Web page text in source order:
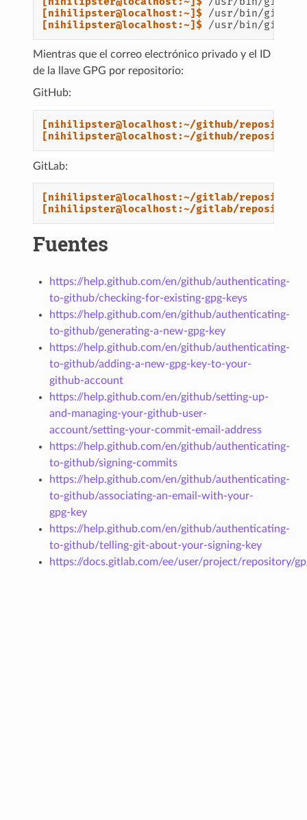
[nihilipster@localhost:~]$ /usr/bin/git
[nihilipster@localhost:~]$ /usr/bin/git
Mientras que el correo electrónico privado y el ID
de la llave GPG por repositorio:
GitHub:
[nihilipster@localhost:~/github/
[nihilipster@localhost:~/github/
GitLab:
[nihilipster@localhost:~/gitlab/
[nihilipster@localhost:~/gitlab/
Fuentes
https://help.github.com/en/github/authenticating-
to-github/checking-for-existing-gpg-keys
https://help.github.com/en/github/authenticating-
to-github/generating-a-new-gpg-key
https://help.github.com/en/github/authenticating-
to-github/adding-a-new-gpg-key-to-your-
github-account
https://help.github.com/en/github/setting-up-
and-managing-your-github-user-
account/setting-your-commit-email-address
https://help.github.com/en/github/authenticating-
to-github/signing-commits
https://help.github.com/en/github/authenticating-
to-github/associating-an-email-with-your-
gpg-key
https://help.github.com/en/github/authenticating-
to-github/telling-git-about-your-signing-key
https://docs.gitlab.com/ee/user/project/repository/